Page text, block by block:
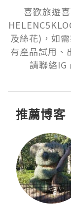
喜歡旅遊
及絲花)，如
有產品試用
請聯絡
推薦博客